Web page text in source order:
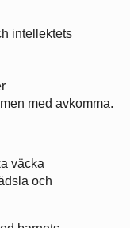
intellektets
med avkomma.
väcka
och